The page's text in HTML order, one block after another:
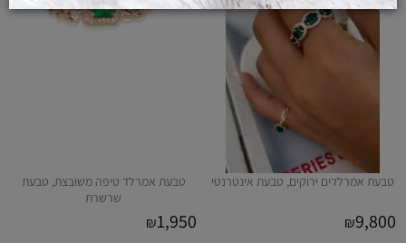
טבעת אמרלדים ירוקים, טבעת אינטרנטי
₪9,800
טבעת אמרלד טיפה משובצת, טבעת
שרשרת
₪1,950